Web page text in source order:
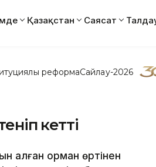
Қазақстан Саясат
реформаСайлау-2026
кетті
алған орман өртінен